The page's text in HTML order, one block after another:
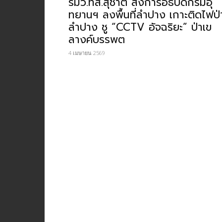
ทยานฯ ลงพื้นที่ลำปาง เกาะติดไฟป่
ลำปาง ชู “CCTV อัจฉริยะ” ป่าเข
ลางค์บรรพต
4 เมษายน 2569